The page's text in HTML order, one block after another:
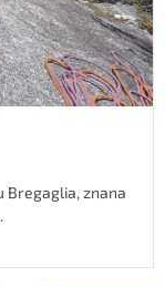
Bregaglia, znana